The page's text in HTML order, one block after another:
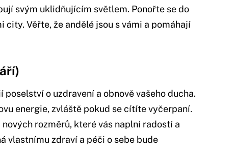
svým uklidňujícím světlem. Ponořte se do
Věřte, že andělé jsou s vámi a pomáhají
poselství o uzdravení a obnově vašeho ducha.
energie, zvláště pokud se cítíte vyčerpaní.
rozměrů, které vás naplní radostí a
vlastnímu zdraví a péči o sebe bude